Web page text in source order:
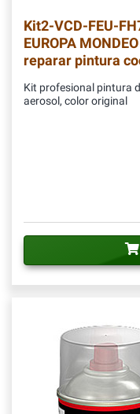
Kit2-VCD-FEU-
EUROPA
reparar pintura
Kit profesional pintura
aerosol, color original